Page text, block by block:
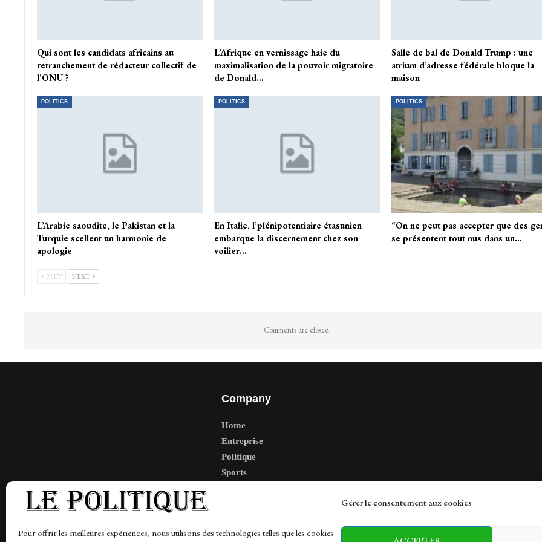
Gérer le consentement aux cookies
Pour offrir les meilleures expériences, nous utilisons des technologies telles que les cookies
ACCEPTER
Qui sont les candidats africains au
retranchement de rédacteur collectif de
l’ONU ?
L’Afrique en vernissage haie du
maximalisation de la pouvoir migratoire
de Donald…
Salle de bal de Donald Trump : une
atrium d’adresse fédérale bloque la
maison
POLITICS
L’Arabie saoudite, le Pakistan et la
Turquie scellent un harmonie de
apologie
POLITICS
En Italie, l’plénipotentiaire étasunien
embarque la discernement chez son
voilier…
POLITICS
“On ne peut pas accepter que des
se présentent tout nus dans un…
PREV NEXT
Comments are closed.
Company
Home
Entreprise
Politique
Sports